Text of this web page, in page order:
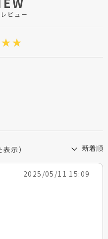
ビュー
示）
2025/05/11 15:09